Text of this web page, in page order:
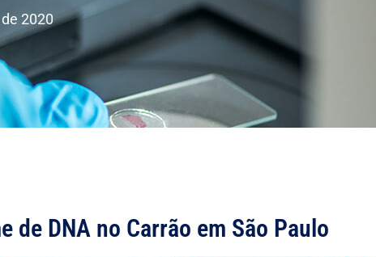
2020
de DNA no Carrão em São Paulo